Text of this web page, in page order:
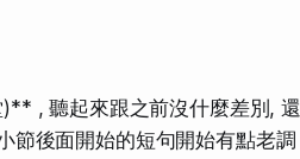
, 聽起來跟之前沒什麼差別, 還
節後面開始的短句開始有點老調